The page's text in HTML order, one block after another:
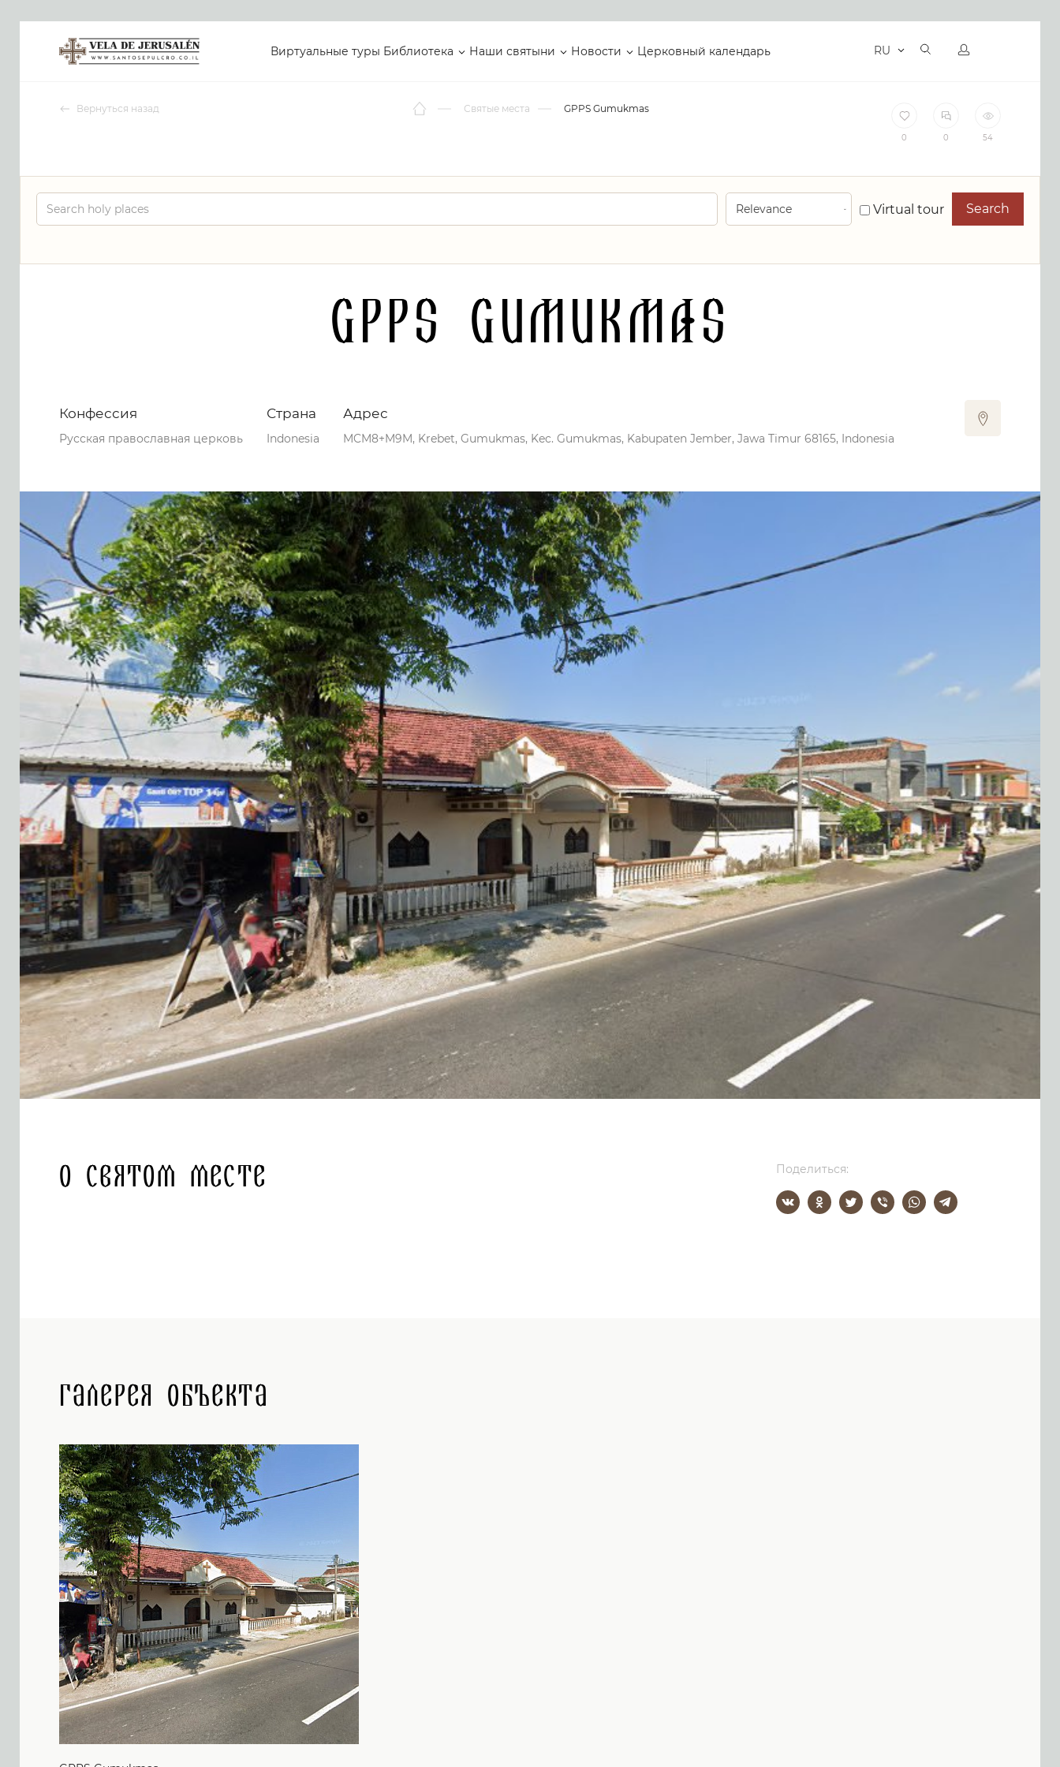
Виртуальные туры Библиотека Наши святыни Новости Церковный календарь RU
Вернуться назад Святые места GPPS Gumukmas
0 0 54
Virtual tour Search
GPPS Gumukmas
Конфессия
Русская православная церковь
Страна
Indonesia
Адрес
MCM8+M9M, Krebet, Gumukmas, Kec. Gumukmas, Kabupaten Jember, Jawa Timur 68165, Indonesia
0 0 54
О святом месте Поделиться:
Галерея объекта